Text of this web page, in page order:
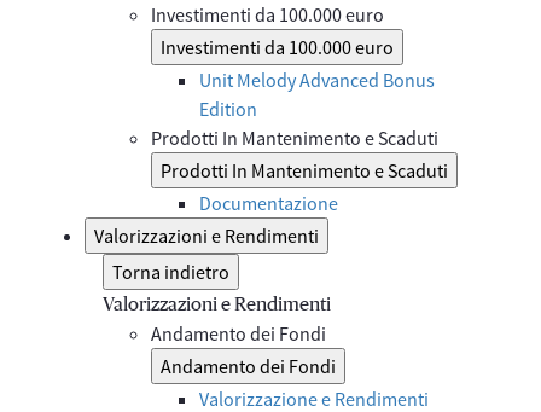
Investimenti da 100.000 euro
Investimenti da 100.000 euro
Unit Melody Advanced Bonus
Edition
Prodotti In Mantenimento e Scaduti
Prodotti In Mantenimento e Scaduti
Documentazione
Valorizzazioni e Rendimenti
Torna indietro
Valorizzazioni e Rendimenti
Andamento dei Fondi
Andamento dei Fondi
Valorizzazione e Rendimenti